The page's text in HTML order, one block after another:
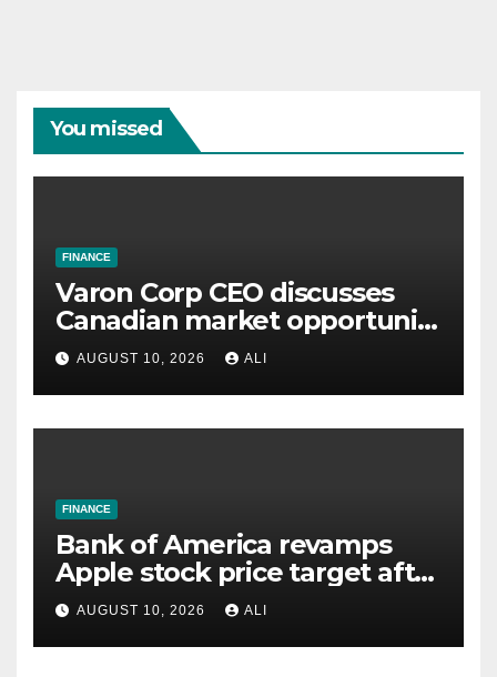
You missed
FINANCE
Varon Corp CEO discusses
Canadian market opportunity
– ICYMI
AUGUST 10, 2026 ALI
FINANCE
Bank of America revamps
Apple stock price target after
earnings
AUGUST 10, 2026 ALI